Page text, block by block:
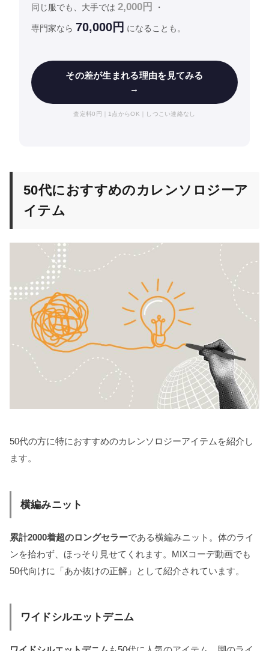
同じ服でも、大手では 2,000円 ・
専門家なら 70,000円 になることも。
その差が生まれる理由を見てみる
→
査定料0円｜1点からOK｜しつこい連絡なし
50代におすすめのカレンソロジーア
イテム
50代の方に特におすすめのカレンソロジーアイテムを紹介し
ます。
横編みニット
累計2000着超のロングセラーである横編みニット。体のライ
ンを拾わず、ほっそり見せてくれます。MIXコーデ動画でも
50代向けに「あか抜けの正解」として紹介されています。
ワイドシルエットデニム